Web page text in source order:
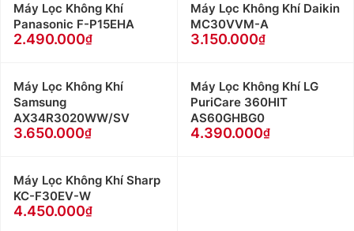
chất lượng không khí, loại bỏ bụi bẩn vi khuẩn hiệu
quả hơn. Trong mỗi bộ lọc chủ yếu là màng lọc thô,
thêm màng lọc phấn hoa nâng cao thêm khả năng bảo
vệ sức khỏe cho con người.
3. Ưu nhược điểm của Máy Lọc Không Khí
Ưu điểm của Máy Lọc Không Khí samsung:
Máy Lọc Không Khí samsung giúp lọc sạch mùi thức
Máy Lọc Không Khí
Panasonic F-P15EHA
2.490.000
Máy Lọc Không Khí Daikin
MC30VVM-A
3.150.000
Máy Lọc Không Khí
Samsung
AX34R3020WW/SV
3.650.000
Máy Lọc Không Khí LG
PuriCare 360HIT
AS60GHBG0
4.390.000
Máy Lọc Không Khí Sharp
KC-F30EV-W
4.450.000